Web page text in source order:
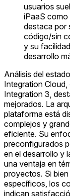
usuarios
iPaaS
destaca por
código/sin
y su
desarrollo
Análisis del
Integration
Integration 3,
mejorados. La
plataforma está
complejos y
eficiente. Su
preconfigurados
en el desarrollo y
una ventaja en
proyectos. Si
específicos, los
indican